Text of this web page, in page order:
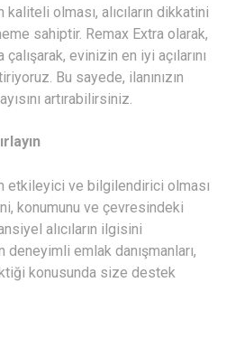
kaliteli olması, alıcıların dikkatini
sahiptir. Remax Extra olarak,
evinizin en iyi açılarını
Bu sayede, ilanınızın
artırabilirsiniz.
etkileyici ve bilgilendirici olması
konumunu ve çevresindeki
alıcıların ilgisini
deneyimli emlak danışmanları,
konusunda size destek